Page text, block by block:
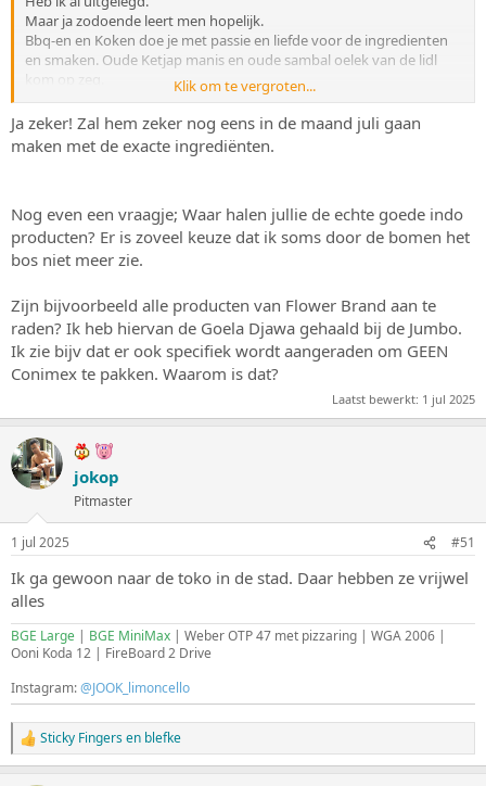
Maar ja zodoende leert men hopelijk.
Bbq-en en Koken doe je met passie en liefde voor de ingredienten
en smaken. Oude Ketjap manis en oude sambal oelek van de lidl
kom op zeg.
En olijfolie in een oosters gerecht...?
Allesbinder.....? Hier is veel misgegaan.
Er valt gelukkig nog heel wat te leren.
Tip: maak eerst iets precies volgens recept.
Klik om te vergroten...
Ja zeker! Zal hem zeker nog eens in de maand juli gaan
maken met de exacte ingrediënten.
Nog even een vraagje; Waar halen jullie de echte goede indo
producten? Er is zoveel keuze dat ik soms door de bomen het
bos niet meer zie.
Zijn bijvoorbeeld alle producten van Flower Brand aan te
raden? Ik heb hiervan de Goela Djawa gehaald bij de Jumbo.
Ik zie bijv dat er ook specifiek wordt aangeraden om GEEN
Conimex te pakken. Waarom is dat?
Laatst bewerkt: 1 jul 2025
jokop
Pitmaster
1 jul 2025 #51
Ik ga gewoon naar de toko in de stad. Daar hebben ze vrijwel
alles
BGE Large | BGE MiniMax | Weber OTP 47 met pizzaring | WGA 2006 |
Ooni Koda 12 | FireBoard 2 Drive
Instagram:@JOOK_limoncello
W
a
Sticky Fingersen blefke